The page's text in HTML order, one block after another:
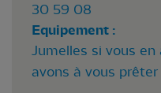
30 59 08
Equipement :
Jumelles si vous en
avons à vous prêter